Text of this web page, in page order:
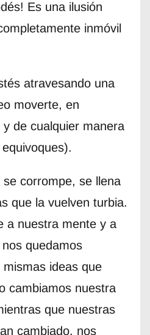
Es una ilusión
inmóvil
atravesando una
moverte, en
de cualquier manera
corrompe, se llena
que la vuelven turbia.
a nuestra mente y a
quedamos
mismas ideas que
cambiamos nuestra
que nuestras
cambiado, nos